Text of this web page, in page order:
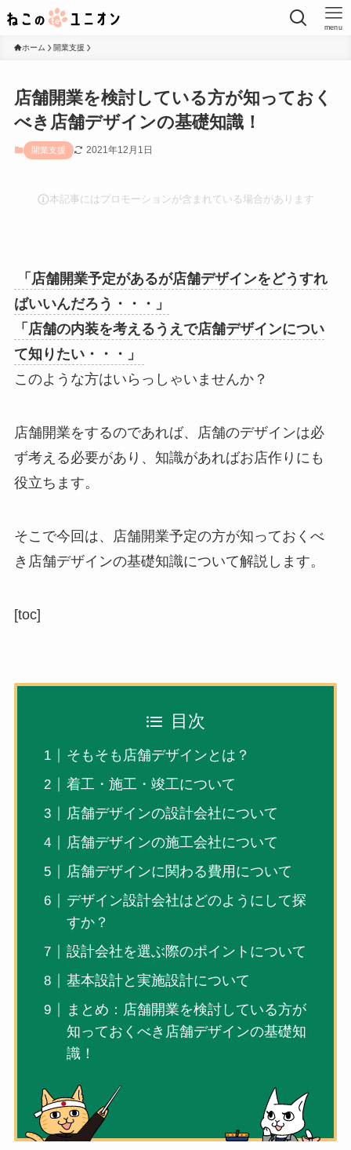
menu
ホーム 開業支援
店舗開業を検討している方が知っておく
べき店舗デザインの基礎知識！
開業支援 2021年12月1日
本記事にはプロモーションが含まれている場合があります
「店舗開業予定があるが店舗デザインをどうすれ
ばいいんだろう・・・」
「店舗の内装を考えるうえで店舗デザインについ
て知りたい・・・」
このような方はいらっしゃいませんか？
店舗開業をするのであれば、店舗のデザインは必
ず考える必要があり、知識があればお店作りにも
役立ちます。
そこで今回は、
店舗開業予定の方が知っておくべ
き店舗デザインの基礎知識について解説します。
[toc]
目次
そもそも店舗デザインとは？
着工・施工・竣工について
店舗デザインの設計会社について
店舗デザインの施工会社について
店舗デザインに関わる費用について
デザイン設計会社はどのようにして探
すか？
設計会社を選ぶ際のポイントについて
基本設計と実施設計について
まとめ：店舗開業を検討している方が
知っておくべき店舗デザインの基礎知
識！